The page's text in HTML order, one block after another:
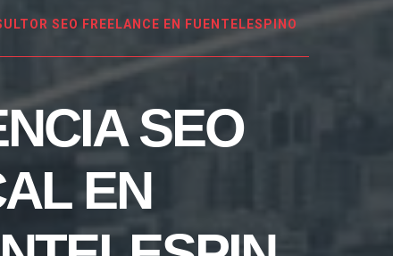
SEO FREELANCE EN FUENTELESPINO
SEO
EN